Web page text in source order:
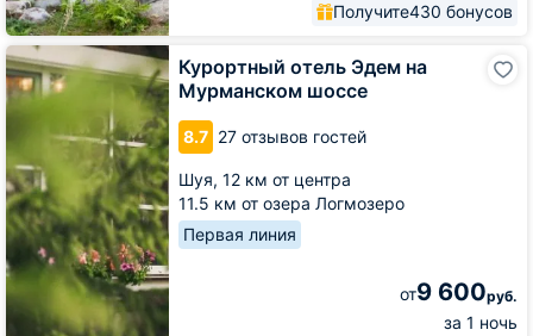
Получите430 бонусов
Курортный отель Эдем на
Мурманском шоссе
8.7 27 отзывов гостей
Шуя, 12 км от центра
11.5 км от озера Логмозеро
Первая линия
от9 600руб.
за 1 ночь
Курортный
отель
Эдем
Мурманском
шоссе